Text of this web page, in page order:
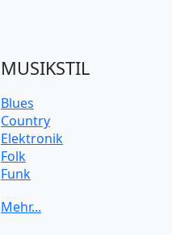
MUSIKSTIL
Blues
Country
Elektronik
Folk
Funk
Klassik